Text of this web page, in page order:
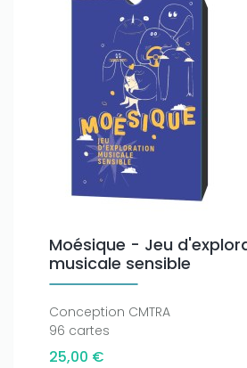
Moésique - Jeu
musicale sensible
Conception CMTRA
96 cartes
25,00 €